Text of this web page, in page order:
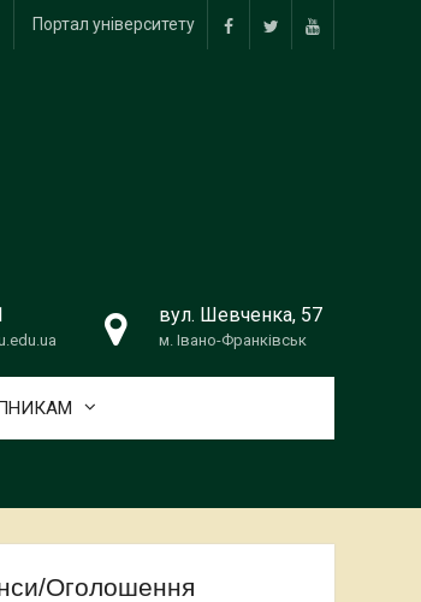
facebooktwitter youtube
Портал університету
вул. Шевченка, 57
м. Івано-Франківськ
Оголошення